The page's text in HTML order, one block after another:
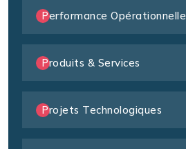
Performance Opérationnelle
Produits & Services
Projets Technologiques